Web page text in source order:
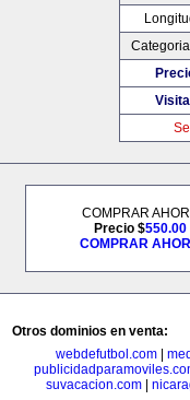
COMPRAR
Precio $550.00
COMPRAR
Otros dominios en venta:
webdefutbol.com
suvacacion.com|